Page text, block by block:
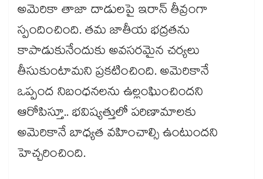
అమెరికా తాజా దాడులపై ఇరాన్ తీవ్రంగా
స్పందించింది. తమ జాతీయ భద్రతను
కాపాడుకునేందుకు అవసరమైన చర్యలు
తీసుకుంటామని ప్రకటించింది. అమెరికానే
ఒప్పంద నిబంధనలను ఉల్లంఘించిందని
ఆరోపిస్తూ.. భవిష్యత్తులో పరిణామాలకు
అమెరికానే బాధ్యత వహించాల్సి ఉంటుందని
హెచ్చరించింది.